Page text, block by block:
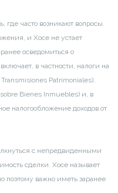
где часто возникают вопросы.
и Хосе не устает
осведомиться о
в частности, налоги на
Patrimoniales),
Bienes Inmuebles) и, в
налогообложение доходов от
с непредвиденными
сделки. Хосе называет
поэтому важно иметь заранее